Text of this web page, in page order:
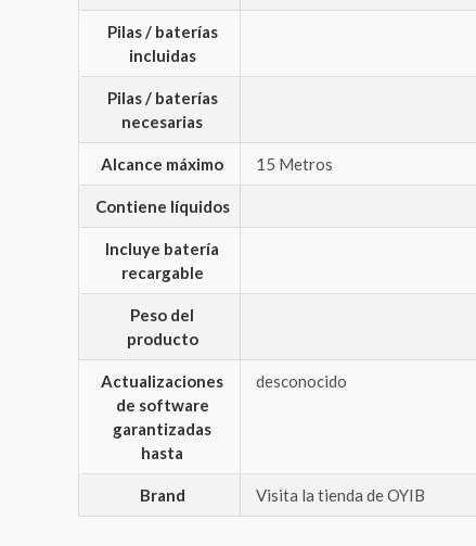
Pilas / baterías
incluidas
Pilas / baterías
necesarias
Alcance máximo ‎15 Metros
Contiene líquidos
Incluye batería
recargable
Peso del
producto
Actualizaciones
de software
garantizadas
hasta
‎desconocido
Brand Visita la tienda de OYIB